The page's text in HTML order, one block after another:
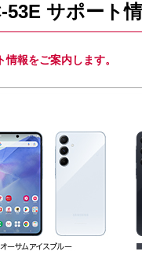
サポート
報をご案内します。